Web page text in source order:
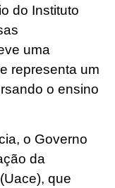
do Instituto
uma
representa um
o ensino
o Governo
da
que